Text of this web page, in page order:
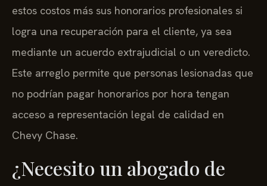
estos costos más sus honorarios profesionales si
logra una recuperación para el cliente, ya sea
mediante un acuerdo extrajudicial o un veredicto.
Este arreglo permite que personas lesionadas que
no podrían pagar honorarios por hora tengan
acceso a representación legal de calidad en
Chevy Chase.
¿Necesito un abogado de